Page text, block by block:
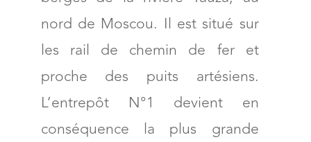
nord de Moscou. Il est situé sur
les rail de chemin de fer et
proche des puits artésiens.
L’entrepôt N°1 devient en
conséquence la plus grande